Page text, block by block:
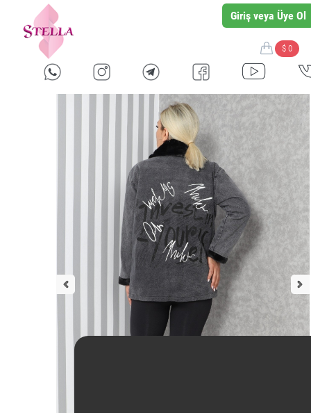
Giriş veya Üye Ol
$ 0